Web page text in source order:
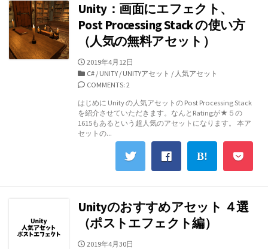
Unity：画面にエフェクト、
Post Processing Stack の使い方
（人気の無料アセット）
公
開
日
2019年4月12日
カ
テ
リ
ー
C# / UNITY / UNITYアセット / 人気アセット
COMMENTS: 2
はじめに Unity の人気アセットの Post Processing Stack
を紹介させていただきます。なんとRatingが★５の
1615もあるという超人気のアセットになります。 本ア
セットの...
Unityのおすすめアセット ４選
（ポストエフェクト編）
公
2019年4月30日